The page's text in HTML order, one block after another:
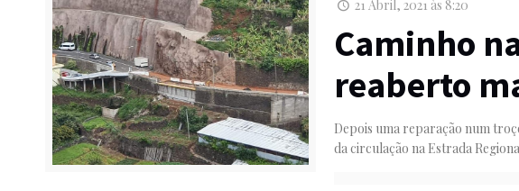
21 Abril, 2021 às 8:20
Caminho
reaberto
Depois uma reparação num
da circulação na Estrada